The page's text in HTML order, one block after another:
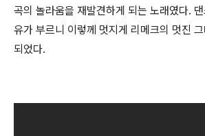
곡의 놀라움을 재발견하게 되는 노래였다. 댄
유가 부르니 이렇께 멋지게 리메크의 멋진
되었다.